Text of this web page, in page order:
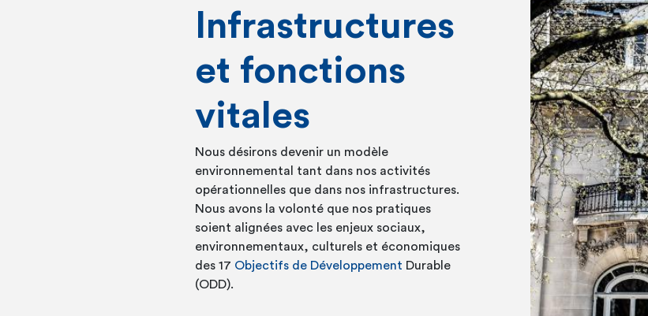
Infrastructures
et fonctions
vitales
Nous désirons devenir un modèle
environnemental tant dans nos activités
opérationnelles que dans nos infrastructures.
Nous avons la volonté que nos pratiques
soient alignées avec les enjeux sociaux,
environnementaux, culturels et économiques
des 17 Objectifs de Développement Durable
(ODD).